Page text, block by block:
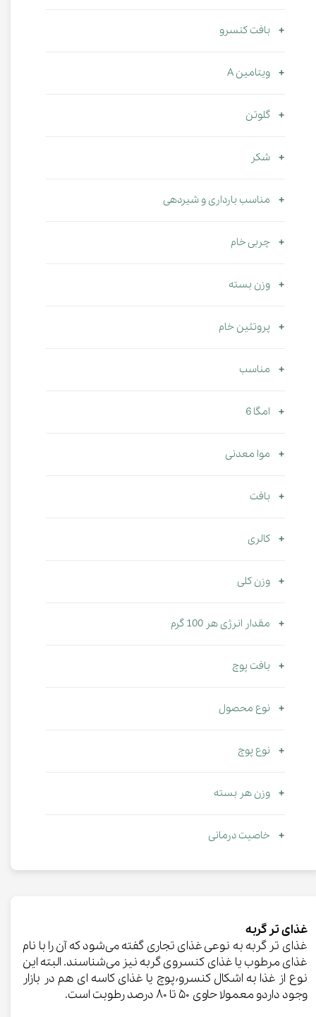
بافت کنسرو
ویتامین A
گلوتن
شکر
مناسب بارداری و شیردهی
چربی خام
وزن بسته
پروتئین خام
مناسب
امگا 6
موا معدنی
بافت
کالری
وزن کلی
مقدار انرژی هر 100 گرم
بافت پوچ
نوع محصول
نوع پوچ
وزن هر بسته
خاصیت درمانی
غذای تر گربه
غذای تر گربه به نوعی غذای تجاری گفته می‌شود که آن را با نام
غذای مرطوب یا غذای کنسروی گربه نیز می‌شناسند. البته این
نوع از غذا به اشکال کنسرو٬پوچ یا غذای کاسه ای هم در بازار
وجود داردو معمولا حاوی ۵۰ تا ۸۰ درصد رطوبت است.